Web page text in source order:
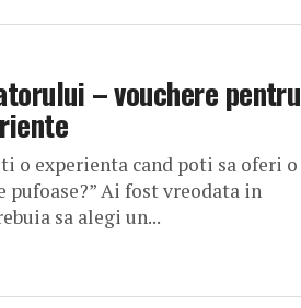
– vouchere pentru
o experienta cand poti sa oferi o
pufoase?” Ai fost vreodata in
sa alegi un...